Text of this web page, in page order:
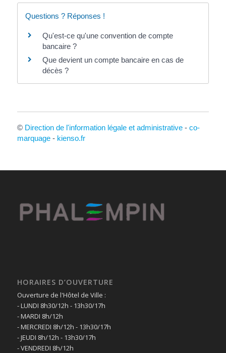
Questions ? Réponses !
Qu'est-ce qu'une convention de compte
bancaire ?
Que devient un compte bancaire en cas de
décès ?
© Direction de l'information légale et administrative- co-
marquage- kienso.fr
HORAIRES D’OUVERTURE
Ouverture de l'Hôtel de Ville :
- LUNDI 8h30/12h - 13h30/17h
- MARDI 8h/12h
- MERCREDI 8h/12h - 13h30/17h
- JEUDI 8h/12h - 13h30/17h
- VENDREDI 8h/12h